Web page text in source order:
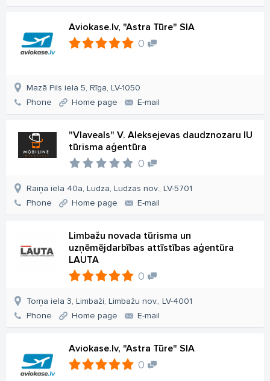
Aviokase.lv, "Astra Tūre" SIA
0
Mazā Pils iela 5, Rīga, LV-1050
Phone
Home page E-mail
"Vlaveals" V. Aleksejevas daudznozaru IU
tūrisma aģentūra
0
Raiņa iela 40a, Ludza, Ludzas nov., LV-5701
Phone
Home page E-mail
Limbažu novada tūrisma un
uzņēmējdarbības attīstības aģentūra
LAUTA
0
Torņa iela 3, Limbaži, Limbažu nov., LV-4001
Phone
Home page E-mail
Aviokase.lv, "Astra Tūre" SIA
0